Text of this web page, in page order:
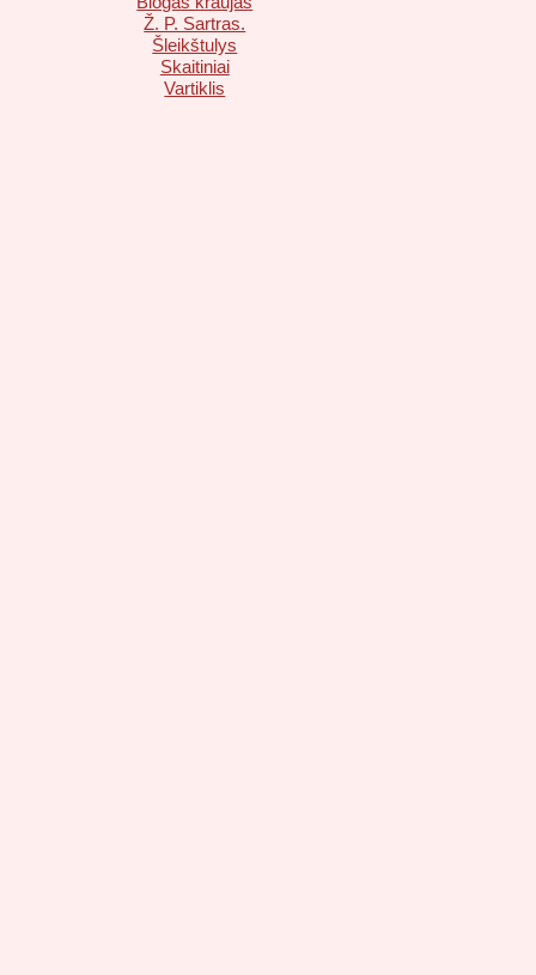
Ž. P. Sartras.
Šleikštulys
Skaitiniai
Vartiklis